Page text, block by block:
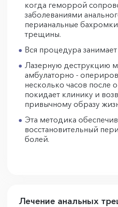
когда геморрой
заболеваниями
перианальные
трещины.
Вся процедура
Лазерную деструкцию
амбулаторно -
несколько часов после
покидает клинику и
привычному образу
Эта методика
восстановительный
болей.
Лечение анальных